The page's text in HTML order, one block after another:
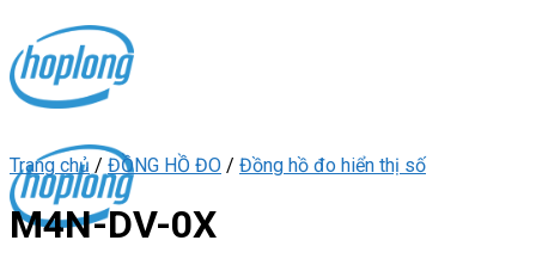
content
Trang chủ / ĐỒNG HỒ ĐO / Đồng hồ đo hiển thị số
M4N-DV-0X